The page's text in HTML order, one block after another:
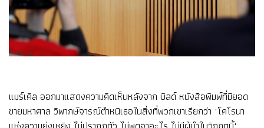
แมร์เคิล ออกมาแสดงความคิดเห็นหลังจาก บิลด์ หนังสือพิมพ์ที่มียอด
ขายมหาศาล วิพากษ์จารณ์ตำหนิเธอในสิ่งที่พวกเขาเรียกว่า "โคโรนา